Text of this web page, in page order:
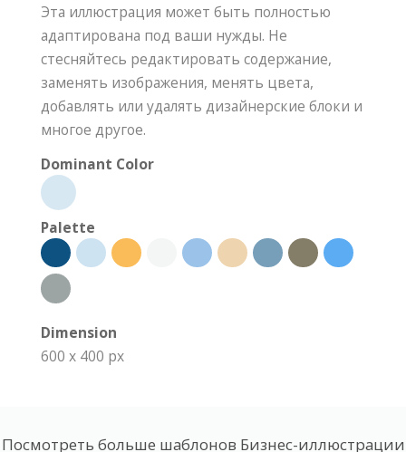
Эта иллюстрация может быть полностью
адаптирована под ваши нужды. Не
стесняйтесь редактировать содержание,
заменять изображения, менять цвета,
добавлять или удалять дизайнерские блоки и
многое другое.
Dominant Color
Palette
Dimension
600 x 400 px
Посмотреть больше шаблонов Бизнес-иллюстрации